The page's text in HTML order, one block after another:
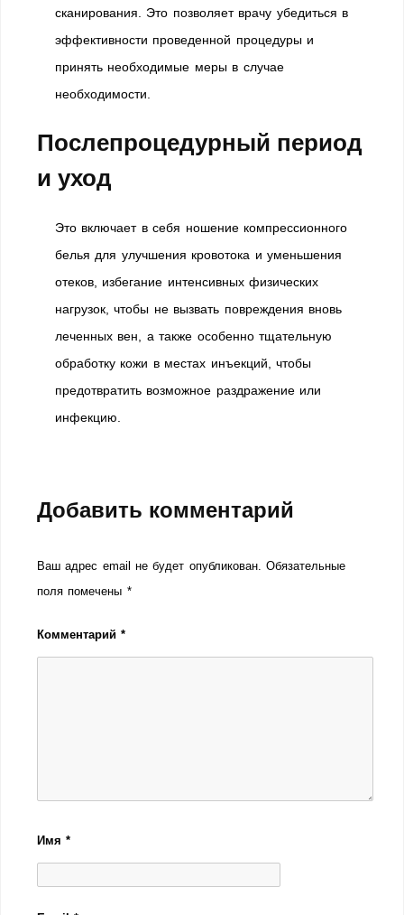
сканирования. Это позволяет врачу убедиться в
эффективности проведенной процедуры и
принять необходимые меры в случае
необходимости.
Послепроцедурный период
и уход
Это включает в себя ношение компрессионного
белья для улучшения кровотока и уменьшения
отеков, избегание интенсивных физических
нагрузок, чтобы не вызвать повреждения вновь
леченных вен, а также особенно тщательную
обработку кожи в местах инъекций, чтобы
предотвратить возможное раздражение или
инфекцию.
Добавить комментарий
Ваш адрес email не будет опубликован. Обязательные
поля помечены *
Комментарий*
Имя*